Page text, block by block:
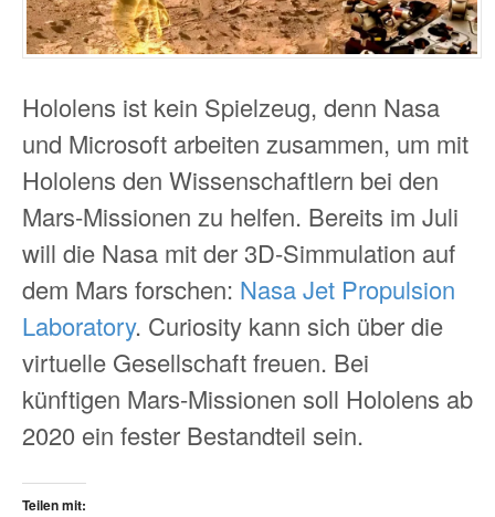
Hololens ist kein Spielzeug, denn Nasa
und Microsoft arbeiten zusammen, um mit
Hololens den Wissenschaftlern bei den
Mars-Missionen zu helfen. Bereits im Juli
will die Nasa mit der 3D-Simmulation auf
dem Mars forschen: Nasa Jet Propulsion
Laboratory. Curiosity kann sich über die
virtuelle Gesellschaft freuen. Bei
künftigen Mars-Missionen soll Hololens ab
2020 ein fester Bestandteil sein.
Teilen mit: